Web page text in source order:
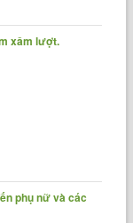
xâm lượt.
phụ nữ và các